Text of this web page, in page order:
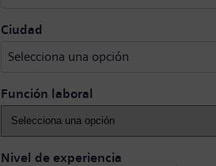
Ciudad
Selecciona una opción
Función laboral
Nivel de experiencia